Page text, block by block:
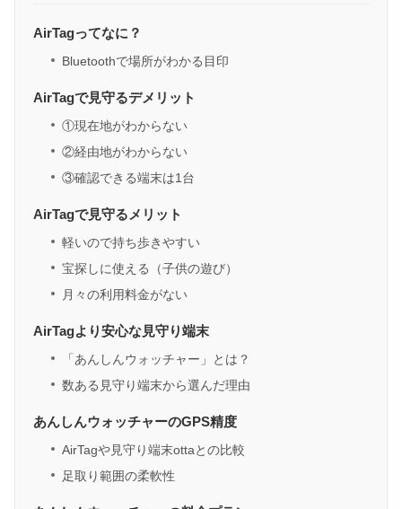
AirTagってなに？
Bluetoothで場所がわかる目印
AirTagで見守るデメリット
①現在地がわからない
②経由地がわからない
③確認できる端末は1台
AirTagで見守るメリット
軽いので持ち歩きやすい
宝探しに使える（子供の遊び）
月々の利用料金がない
AirTagより安心な見守り端末
「あんしんウォッチャー」とは？
数ある見守り端末から選んだ理由
あんしんウォッチャーのGPS精度
AirTagや見守り端末ottaとの比較
足取り範囲の柔軟性